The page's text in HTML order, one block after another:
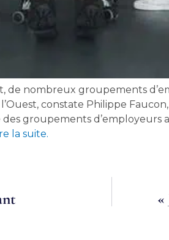
de nombreux groupements
constate Philippe
groupements d’employeurs
la suite.
«